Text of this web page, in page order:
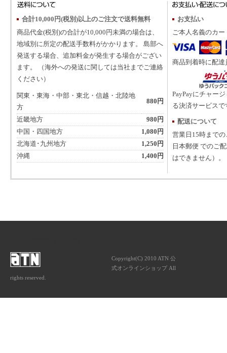
合計10,000円(税別)以上のご注文で送料無料
商品代金(税別)の合計が10,000円未満の場合は、
地域別に所定の配送手数料がかかります。 島部へ
発送する場合、追加料金が発生する場合がござい
ます。 （海外への発送に関しては当社までご連絡
ください）
関東・東海・中部・東北・信越・北陸地
方
880円
近畿地方
980円
中国・四国地方
1,080円
北海道･九州地方
1,250円
沖縄
1,400円
お支払い
ご本人名義のカ
商品到着時に配
PayPayにチャー
る決済サービスで
配送について
営業日15時まで
日本郵便 でのご
はできません）。
Copyright(C) 2010 ATN 公
式オンラインショップ All
rights reserved.